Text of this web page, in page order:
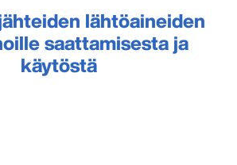
lähtöaineiden
saattamisesta ja
käytöstä